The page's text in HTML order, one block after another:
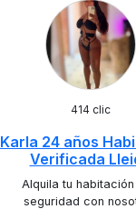
414 clic
Karla 24 años
Verificada
Alquila tu
seguridad con